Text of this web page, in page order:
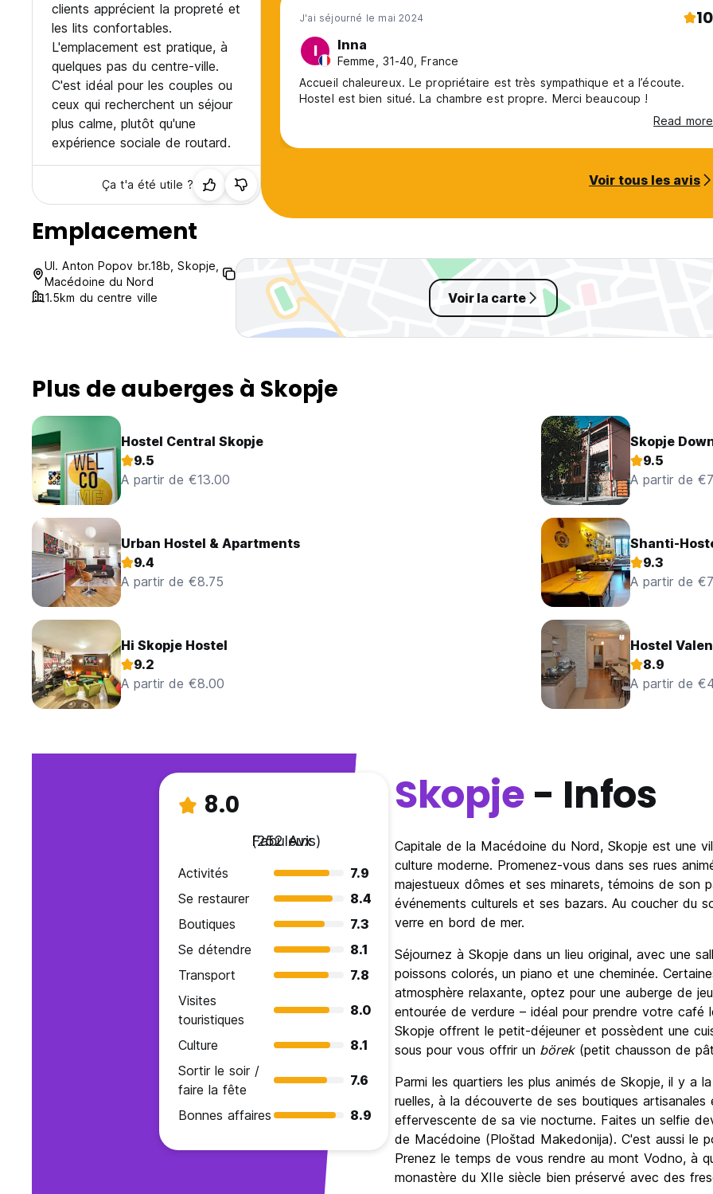
clients apprécient la propreté et
les lits confortables.
L'emplacement est pratique, à
quelques pas du centre-ville.
C'est idéal pour les couples ou
ceux qui recherchent un séjour
plus calme, plutôt qu'une
expérience sociale de routard.
Ça t'a été utile ?
J'ai séjourné le mai 2024 10
I Inna
Femme, 31-40, France
Accueil chaleureux. Le propriétaire est très sympathique et a l’écoute.
Hostel est bien situé. La chambre est propre. Merci beaucoup !
Read more
Voir tous les avis
Emplacement
Ul. Anton Popov br.18b, Skopje,
Macédoine du Nord
1.5km du centre ville
Voir la carte
Plus de auberges à Skopje
Hostel Central Skopje
9.5
A partir de €13.00
Skopje
9.5
A partir de
Urban Hostel & Apartments
9.4
A partir de €8.75
Shanti-
9.3
A partir de
Hi Skopje Hostel
9.2
A partir de €8.00
Hostel
8.9
A partir de
8.0
Fabuleux
(252 Avis)
Activités
7.9
Se restaurer
8.4
Boutiques
7.3
Se détendre
8.1
Transport
7.8
Visites
touristiques
8.0
Culture
8.1
Sortir le soir /
faire la fête
7.6
Bonnes affaires 8.9
Skopje- Infos
Capitale de la Macédoine du Nord, Skopje est une
culture moderne. Promenez-vous dans ses rues
majestueux dômes et ses minarets, témoins de son
événements culturels et ses bazars. Au coucher du
verre en bord de mer.
Séjournez à Skopje dans un lieu original, avec une
poissons colorés, un piano et une cheminée.
atmosphère relaxante, optez pour une auberge de
entourée de verdure – idéal pour prendre votre café
Skopje offrent le petit-déjeuner et possèdent une
sous pour vous offrir un börek(petit chausson de
Parmi les quartiers les plus animés de Skopje, il y a
ruelles, à la découverte de ses boutiques
effervescente de sa vie nocturne. Faites un selfie
de Macédoine (Ploštad Makedonija). C'est aussi le
Prenez le temps de vous rendre au mont Vodno, à
monastère du XIIe siècle bien préservé avec des